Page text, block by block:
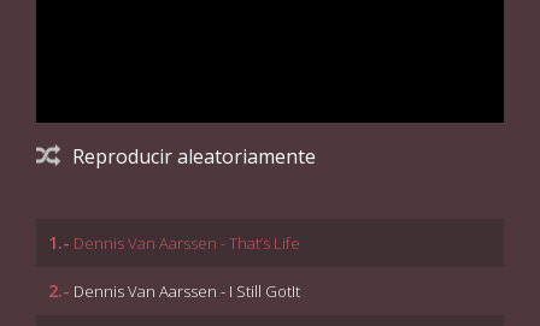
Reproducir aleatoriamente
1.- Dennis Van Aarssen - That’s Life
2.- Dennis Van Aarssen - I Still GotIt